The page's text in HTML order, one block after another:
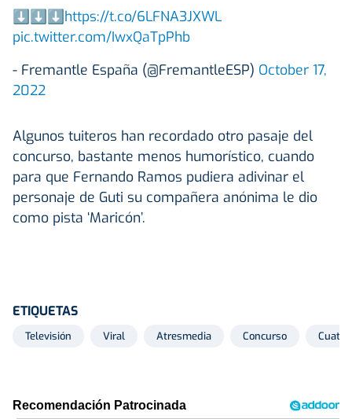
⬇️⬇️⬇️ https://t.co/6LFNA3JXWL
pic.twitter.com/IwxQaTpPhb
- Fremantle España (@FremantleESP) October 17,
2022
Algunos tuiteros han recordado otro pasaje del
concurso, bastante menos humorístico, cuando
para que Fernando Ramos pudiera adivinar el
personaje de Guti su compañera anónima le dio
como pista ‘Maricón’.
ETIQUETAS
Televisión Viral Atresmedia Concurso Cuatro